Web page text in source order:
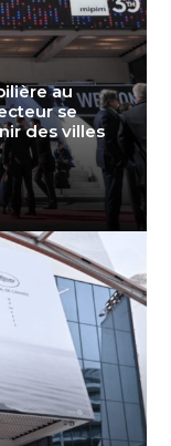
au
se
des villes